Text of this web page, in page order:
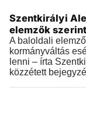
2025.12.16 |19:01
Szentkirályi
elemzők
A baloldali
kormányváltás
lenni – írta
közzétett